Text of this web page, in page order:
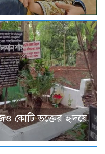
কোটি ভক্তের হৃদয়ে